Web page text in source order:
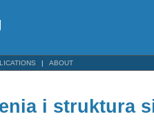
ABOUT
i struktura